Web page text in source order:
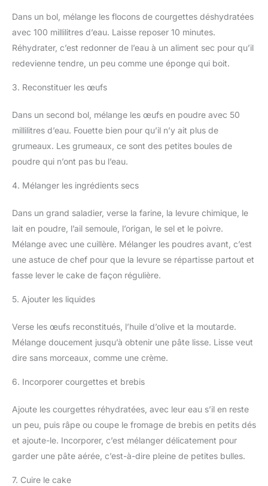
Dans un bol, mélange les flocons de courgettes déshydratées
avec 100 millilitres d’eau. Laisse reposer 10 minutes.
Réhydrater, c’est redonner de l’eau à un aliment sec pour qu’il
redevienne tendre, un peu comme une éponge qui boit.
3. Reconstituer les œufs
Dans un second bol, mélange les œufs en poudre avec 50
millilitres d’eau. Fouette bien pour qu’il n’y ait plus de
grumeaux. Les grumeaux, ce sont des petites boules de
poudre qui n’ont pas bu l’eau.
4. Mélanger les ingrédients secs
Dans un grand saladier, verse la farine, la levure chimique, le
lait en poudre, l’ail semoule, l’origan, le sel et le poivre.
Mélange avec une cuillère. Mélanger les poudres avant, c’est
une astuce de chef pour que la levure se répartisse partout et
fasse lever le cake de façon régulière.
5. Ajouter les liquides
Verse les œufs reconstitués, l’huile d’olive et la moutarde.
Mélange doucement jusqu’à obtenir une pâte lisse. Lisse veut
dire sans morceaux, comme une crème.
6. Incorporer courgettes et brebis
Ajoute les courgettes réhydratées, avec leur eau s’il en reste
un peu, puis râpe ou coupe le fromage de brebis en petits dés
et ajoute-le. Incorporer, c’est mélanger délicatement pour
garder une pâte aérée, c’est-à-dire pleine de petites bulles.
7. Cuire le cake